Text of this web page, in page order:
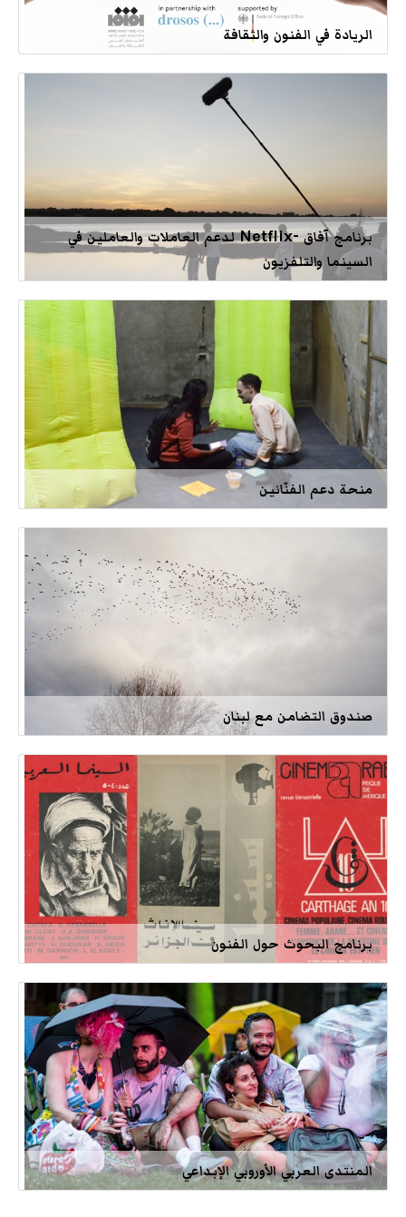
الريادة في الفنون والثقافة
برنامج آفاق -Netflix لدعم العاملات والعاملين في
السينما والتلفزيون
منحة دعم الفنّانين
صندوق التضامن مع لبنان
برنامج البحوث حول الفنون
المنتدى العربي الأوروبي الإبداعي